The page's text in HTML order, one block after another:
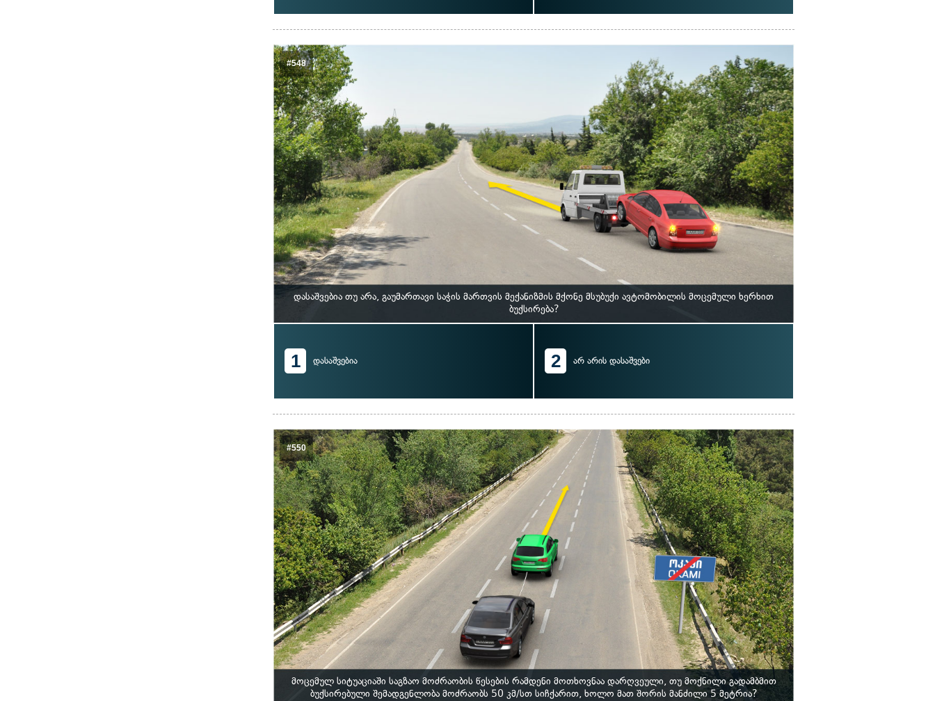
#548
დასაშვებია თუ არა, გაუმართავი საჭის მართვის მექანიზმის მქონე მსუბუქი ავტომობილის მოცემული ხერხით
ბუქსირება?
1 დასაშვებია 2 არ არის დასაშვები
#550
მოცემულ სიტუაციაში საგზაო მოძრაობის წესების რამდენი მოთხოვნაა დარღვეული, თუ მოქნილი გადამბმით
ბუქსირებული შემადგენლობა მოძრაობს 50 კმ/სთ სიჩქარით, ხოლო მათ შორის მანძილი 5 მეტრია?